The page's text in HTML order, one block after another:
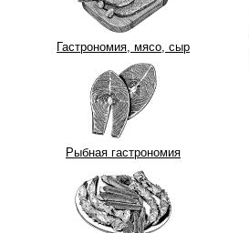
Гастрономия, мясо, сыр
Рыбная гастрономия